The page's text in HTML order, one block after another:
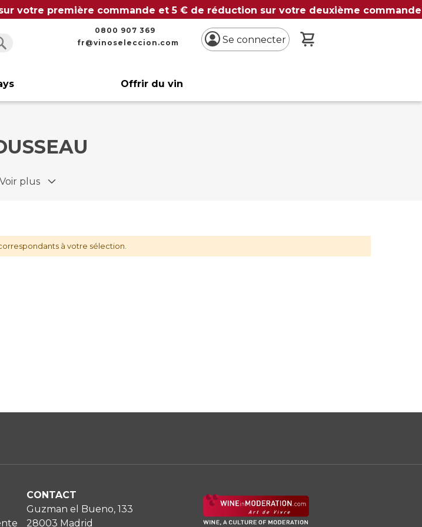
votre première commande et 5 € de réduction sur votre deuxième commande
0800 907 369
fr@vinoseleccion.com
Se connecter
Offrir du vin
Voir plus
à votre sélection.
CONTACT
Guzman el Bueno, 133
28003 Madrid